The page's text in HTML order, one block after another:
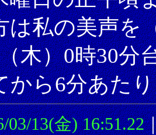
は私の美声を
木）0時30分
から6分あた
03/13(金) 16:51.22